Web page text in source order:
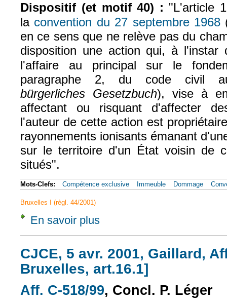
Dispositif (et motif 40) : "L'article
la convention du 27 septembre 1968
en ce sens que ne relève pas du
disposition une action qui, à l'instar
l'affaire au principal sur le
paragraphe 2, du code civil
bürgerliches Gesetzbuch), vise à
affectant ou risquant d'affecter
l'auteur de cette action est
rayonnements ionisants émanant
sur le territoire d'un État voisin de
situés".
Mots-Clefs: Compétence exclusive Immeuble Dommage
Bruxelles I (règl. 44/2001)
En savoir plus
CJCE, 5 avr. 2001, Gaillard,
Bruxelles, art.16.1]
Aff. C-518/99 (le lien est externe)
, Concl. P. Léger